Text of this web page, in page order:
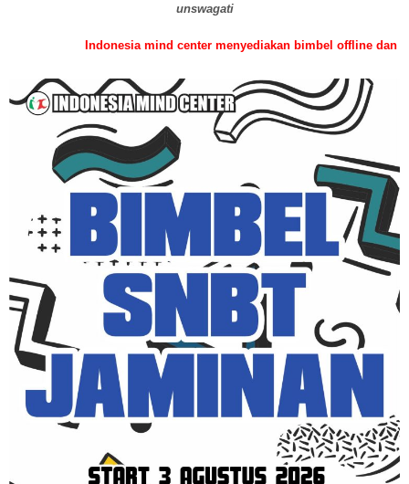
unswagati
Indonesia mind center menyediakan bimbel offline dan bimbingan